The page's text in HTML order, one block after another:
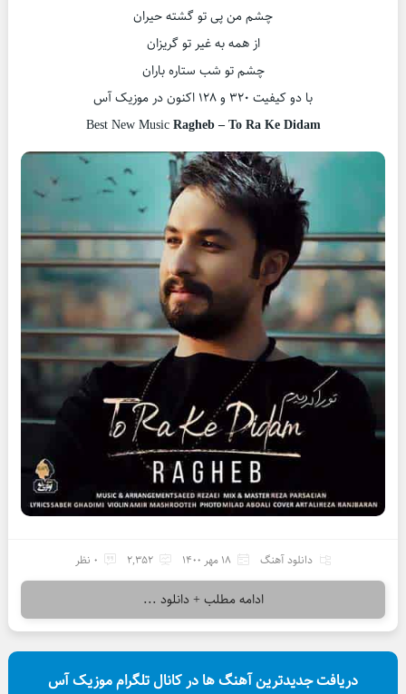
چشم من پی تو گشته حیران
از همه به غیر تو گریزان
چشم تو شب ستاره باران
با دو کیفیت ۳۲۰ و ۱۲۸ اکنون در موزیک آس
Best New MusicRagheb – To Ra Ke Didam
دانلود آهنگ 18 مهر 1400 2,352 0 نظر
ادامه مطلب + دانلود ...
دریافت جدیدترین آهنگ ها در کانال تلگرام موزیک آس